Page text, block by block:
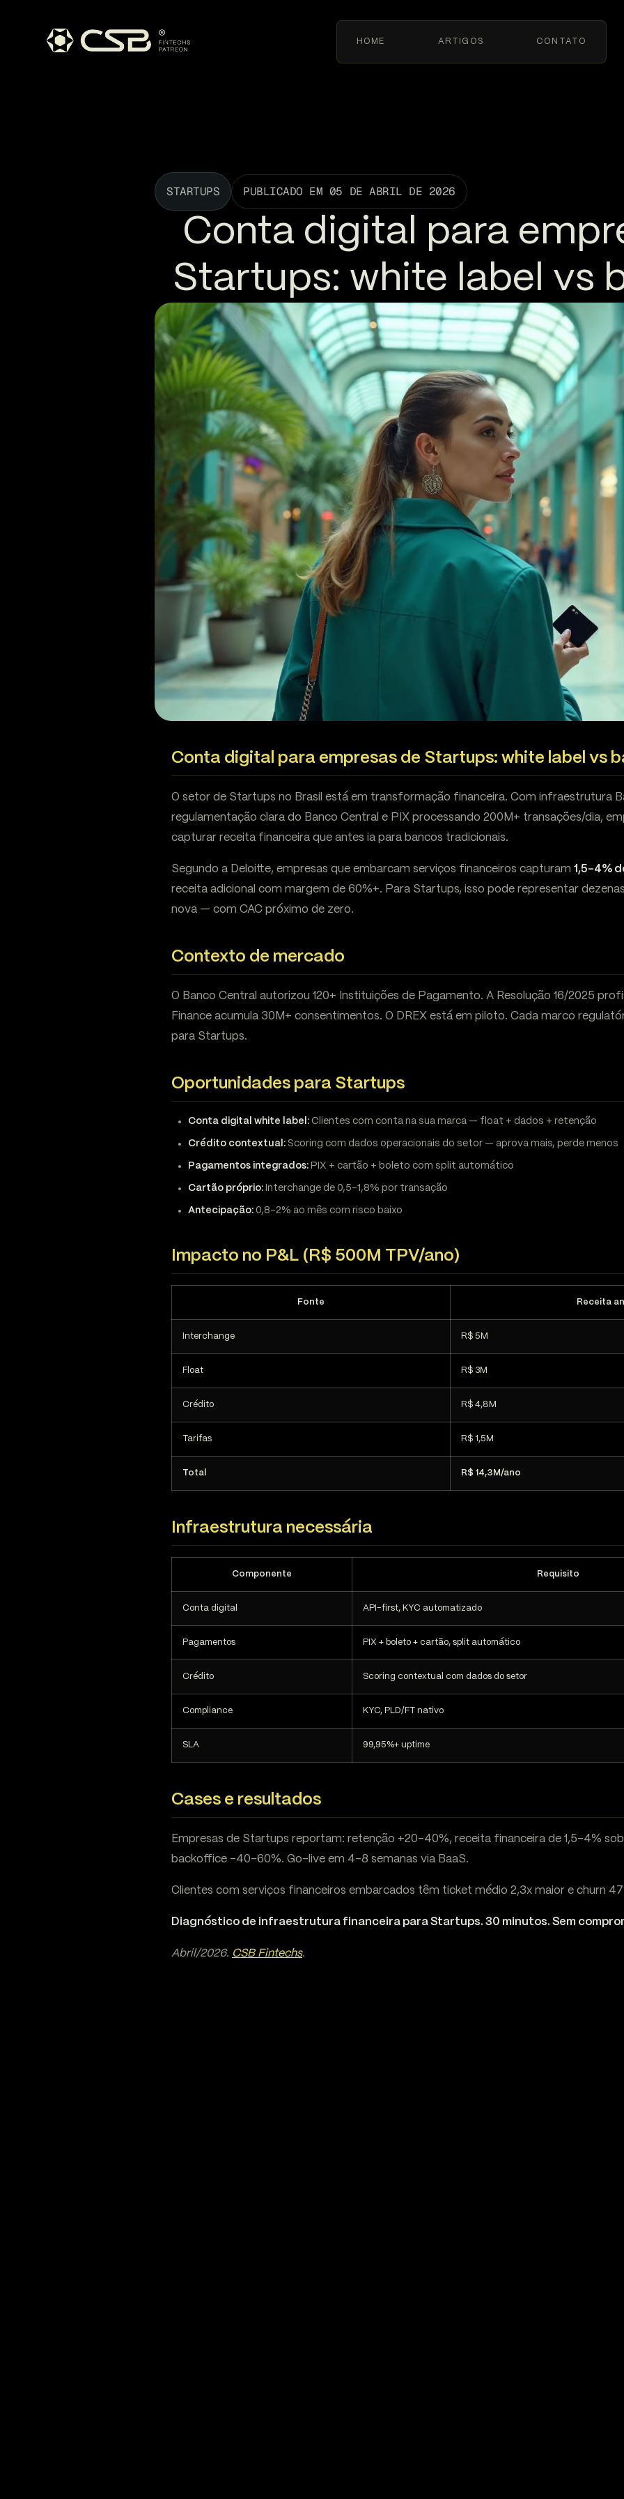
HOME ARTIGOS CONTATO
STARTUPS PUBLICADO EM 05 DE ABRIL DE 2026
Conta digital para
Startups: white label vs
Conta digital para empresas de Startups: white label vs
O setor de Startups no Brasil está em transformação financeira. Com infraestrutura
regulamentação clara do Banco Central e PIX processando 200M+ transações/dia,
capturar receita financeira que antes ia para bancos tradicionais.
Segundo a Deloitte, empresas que embarcam serviços financeiros capturam 1,5-4%
receita adicional com margem de 60%+. Para Startups, isso pode representar
nova — com CAC próximo de zero.
Contexto de mercado
O Banco Central autorizou 120+ Instituições de Pagamento. A Resolução 16/2025
Finance acumula 30M+ consentimentos. O DREX está em piloto. Cada marco
para Startups.
Oportunidades para Startups
Conta digital white label: Clientes com conta na sua marca — float + dados + retenção
Crédito contextual: Scoring com dados operacionais do setor — aprova mais, perde menos
Pagamentos integrados: PIX + cartão + boleto com split automático
Cartão próprio: Interchange de 0,5-1,8% por transação
Antecipação: 0,8-2% ao mês com risco baixo
Impacto no P&L (R$ 500M TPV/ano)
Fonte Receita
Interchange R$ 5M
Float R$ 3M
Crédito R$ 4,8M
Tarifas R$ 1,5M
Total R$ 14,3M/ano
Infraestrutura necessária
Componente Requisito
Conta digital API-first, KYC automatizado
Pagamentos PIX + boleto + cartão, split automático
Crédito Scoring contextual com dados do setor
Compliance KYC, PLD/FT nativo
SLA 99,95%+ uptime
Cases e resultados
Empresas de Startups reportam: retenção +20-40%, receita financeira de 1,5-4%
backoffice -40-60%. Go-live em 4-8 semanas via BaaS.
Clientes com serviços financeiros embarcados têm ticket médio 2,3x maior e churn
Diagnóstico de infraestrutura financeira para Startups. 30 minutos. Sem
Abril/2026. CSB Fintechs.